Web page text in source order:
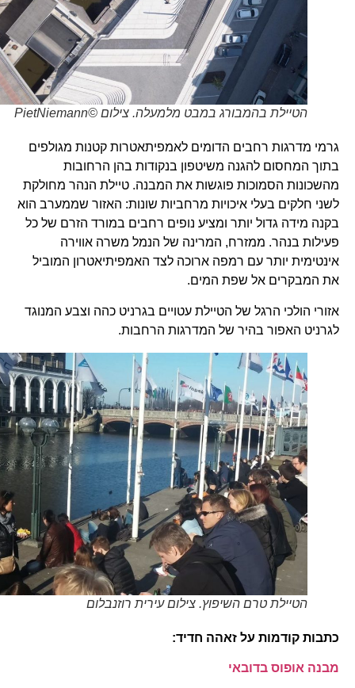
הטיילת בהמבורג במבט מלמעלה. צילום ©PietNiemann
גרמי מדרגות רחבים הדומים לאמפיתאטרות קטנות מגולפים
בתוך המחסום להגנה משיטפון בנקודות בהן הרחובות
מהשכונות הסמוכות פוגשות את המבנה. טיילת הנהר מחולקת
לשני חלקים בעלי איכויות מרחביות שונות: האזור שממערב הוא
בקנה מידה גדול יותר ומציע נופים רחבים במורד הזרם של כל
פעילות בנהר. ממזרח, המרינה של הנמל משרה אווירה
אינטימית יותר עם רמפה ארוכה לצד האמפיתיאטרון המוביל
את המבקרים אל שפת המים.
אזורי הולכי הרגל של הטיילת עטויים בגרניט כהה וצבע המנוגד
לגרניט האפור בהיר של המדרגות הרחבות.
הטיילת טרם השיפוץ. צילום עירית רוזנבלום
כתבות קודמות על זאהה חדיד:
מבנה אופוס בדובאי